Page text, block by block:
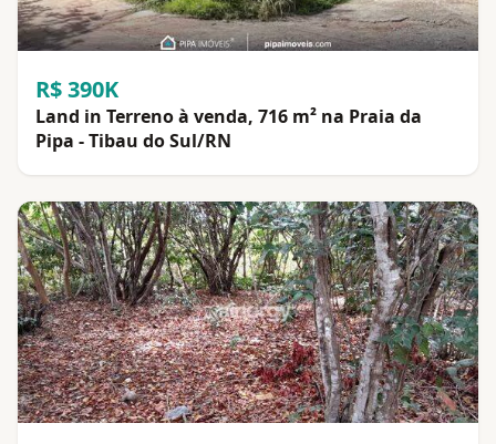
R$ 390K
Land in Terreno à venda, 716 m² na Praia da
Pipa - Tibau do Sul/RN